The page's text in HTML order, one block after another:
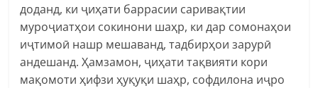
доданд, ки ҷиҳати баррасии саривақтии
муроҷиатҳои сокинони шаҳр, ки дар сомонаҳои
иҷтимоӣ нашр мешаванд, тадбирҳои зарурӣ
андешанд. Ҳамзамон, ҷиҳати тақвияти кори
мақомоти ҳифзи ҳуқуқи шаҳр, софдилона иҷро